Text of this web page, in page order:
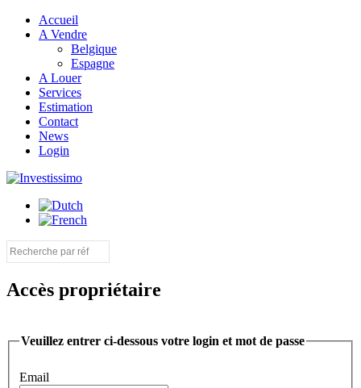
Accueil
A Vendre
Belgique
Espagne
A Louer
Services
Estimation
Contact
News
Login
Accès propriétaire
Veuillez entrer ci-dessous votre login et mot de passe
Email